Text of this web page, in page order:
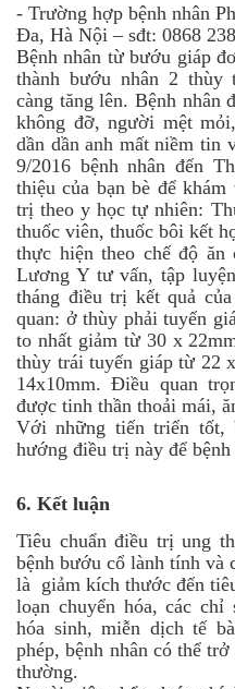
- Trường hợp bệnh nhân
Đa, Hà Nội – sđt: 0868
Bệnh nhân từ bướu giáp
thành bướu nhân 2 thùy
càng tăng lên. Bệnh nhân
không đỡ, người mệt
dần dần anh mất niềm tin
9/2016 bệnh nhân đến
thiệu của bạn bè để
trị theo y học tự nhiên:
thuốc viên, thuốc bôi kết
thực hiện theo chế độ ăn
Lương Y tư vấn, tập
tháng điều trị kết quả
quan: ở thùy phải tuyến
to nhất giảm từ 30 x
thùy trái tuyến giáp từ 22
14x10mm. Điều quan
được tinh thần thoải mái,
Với những tiến triển tốt,
hướng điều trị này để
6. Kết luận
Tiêu chuẩn điều trị ung
bệnh bướu cổ lành tính và
là giảm kích thước đến
loạn chuyển hóa, các chỉ
hóa sinh, miễn dịch tế
phép, bệnh nhân có thể
thường.